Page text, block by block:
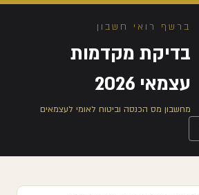
ברשף רואי חשבון
בדיקת מקדמות
עצמאי 2026
מחשבון מס הכנסה וביטוח לאומי לעצמאים